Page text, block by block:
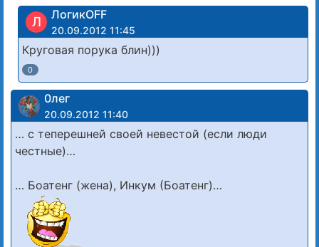
Л ЛогикOFF
20.09.2012 11:45
Круговая порука блин)))
0
0лег
20.09.2012 11:40
… с теперешней своей невестой (если люди
честные)…
… Боатенг (жена), Инкум (Боатенг)…